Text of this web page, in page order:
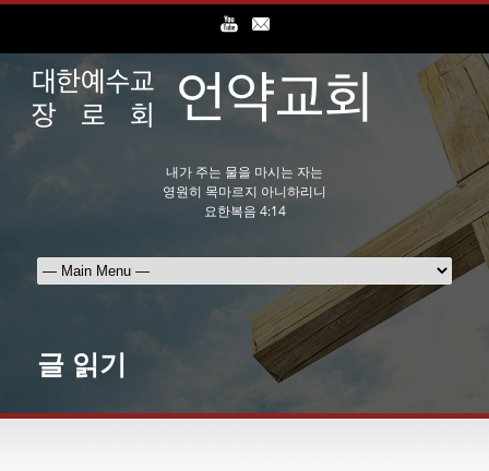
내가 주는 물을 마시는 자는
영원히 목마르지 아니하리니
요한복음 4:14
글 읽기